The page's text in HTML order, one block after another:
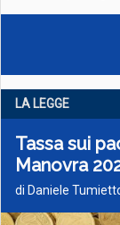
LA LEGGE
Tassa sui
Manovra
di Daniele